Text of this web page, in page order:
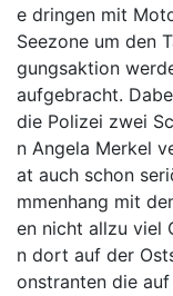
e dringen mit
Seezone um den
gungsaktion
aufgebracht.
die Polizei zwei
n Angela Merkel
at auch schon
mmenhang mit
en nicht allzu viel
n dort auf der
onstranten die